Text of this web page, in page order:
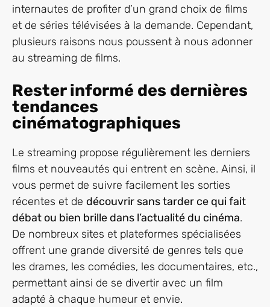
internautes de profiter d’un grand choix de films
et de séries télévisées à la demande. Cependant,
plusieurs raisons nous poussent à nous adonner
au streaming de films.
Rester informé des dernières
tendances
cinématographiques
Le streaming propose régulièrement les derniers
films et nouveautés qui entrent en scène. Ainsi, il
vous permet de suivre facilement les sorties
récentes et de découvrir sans tarder ce qui fait
débat ou bien brille dans l’actualité du cinéma.
De nombreux sites et plateformes spécialisées
offrent une grande diversité de genres tels que
les drames, les comédies, les documentaires, etc.,
permettant ainsi de se divertir avec un film
adapté à chaque humeur et envie.